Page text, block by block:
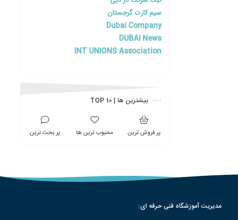
سیم کارت گرجستان
Dubai Company
DUBAI News
INT UNIONS Association
بیشترین ها | TOP 10
پر فروش ترین محبوب ترین ها پر بحث ترین
مدیریت آموزشگاه فنی حرفه ای: